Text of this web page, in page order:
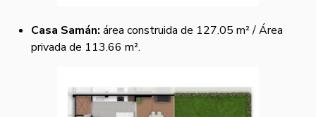
Casa Samán: área construida de 127.05 m² / Área
privada de 113.66 m².